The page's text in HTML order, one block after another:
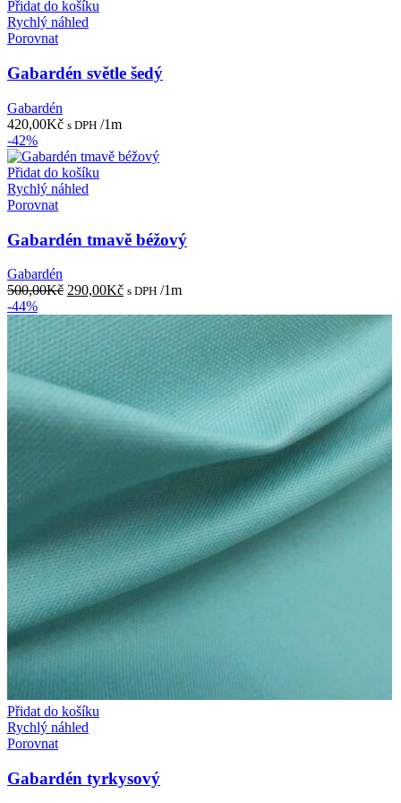
Přidat do košíku
Rychlý náhled
Porovnat
Gabardén světle šedý
Gabardén
420,00Kč s DPH /1m
-42%
Přidat do košíku
Rychlý náhled
Porovnat
Gabardén tmavě béžový
Gabardén
500,00Kč Původní
byla:
500,00Kč.
290,00KčAktuální
je:
290,00Kč.
s DPH /1m
-44%
Přidat do košíku
Rychlý náhled
Porovnat
Gabardén tyrkysový